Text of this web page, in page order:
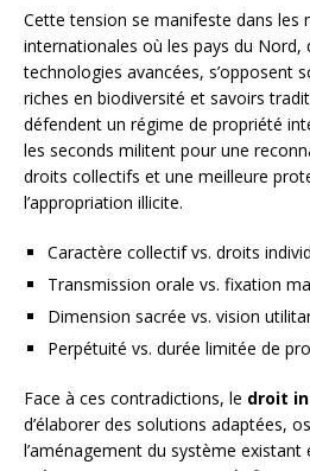
Cette tension se manifeste dans les
internationales où les pays du Nord,
technologies avancées, s’opposent
riches en biodiversité et savoirs
défendent un régime de propriété
les seconds militent pour une
droits collectifs et une meilleure
l’appropriation illicite.
Caractère collectif vs. droits
Transmission orale vs. fixation
Dimension sacrée vs. vision
Perpétuité vs. durée limitée de
Face à ces contradictions, le droit
d’élaborer des solutions adaptées,
l’aménagement du système existant